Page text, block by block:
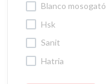
blanco mosogató
hsk
sanit
hatria